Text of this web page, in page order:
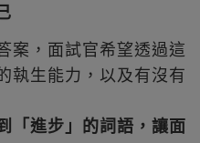
案，面試官希望透過這
執生能力，以及有沒有
「進步」的詞語，讓面